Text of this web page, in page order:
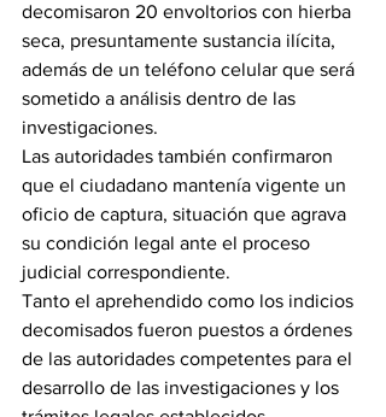
decomisaron 20 envoltorios con hierba
seca, presuntamente sustancia ilícita,
además de un teléfono celular que será
sometido a análisis dentro de las
investigaciones.
Las autoridades también confirmaron
que el ciudadano mantenía vigente un
oficio de captura, situación que agrava
su condición legal ante el proceso
judicial correspondiente.
Tanto el aprehendido como los indicios
decomisados fueron puestos a órdenes
de las autoridades competentes para el
desarrollo de las investigaciones y los